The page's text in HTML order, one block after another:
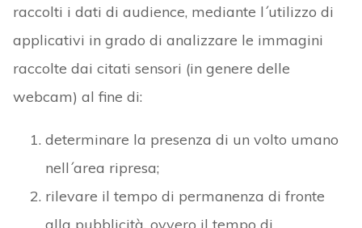
raccolti i dati di audience, mediante l´utilizzo di
applicativi in grado di analizzare le immagini
raccolte dai citati sensori (in genere delle
webcam) al fine di:
determinare la presenza di un volto umano
nell´area ripresa;
rilevare il tempo di permanenza di fronte